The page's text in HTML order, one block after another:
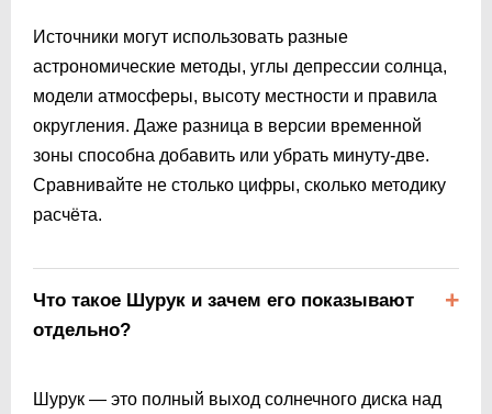
Источники могут использовать разные
астрономические методы, углы депрессии солнца,
модели атмосферы, высоту местности и правила
округления. Даже разница в версии временной
зоны способна добавить или убрать минуту-две.
Сравнивайте не столько цифры, сколько методику
расчёта.
Что такое Шурук и зачем его показывают
отдельно?
Шурук — это полный выход солнечного диска над